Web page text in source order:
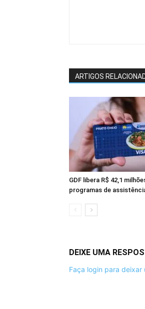
ARTIGOS
GDF libera R$ 42,1
programas de
DEIXE UMA
Faça login para deixar